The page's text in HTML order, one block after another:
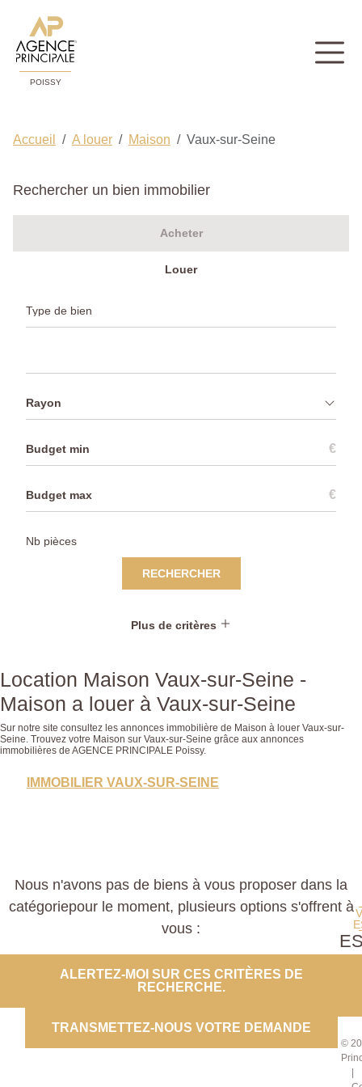
POISSY
Accueil A louer Maison Vaux-sur-Seine
Rechercher un bien immobilier
Acheter
Louer
Rayon
€
€
RECHERCHER
Plus de critères
Location Maison Vaux-sur-Seine -
Maison a louer à Vaux-sur-Seine
Sur notre site consultez les annonces immobilière de Maison à louer Vaux-sur-
Seine. Trouvez votre Maison sur Vaux-sur-Seine grâce aux annonces
immobilières de AGENCE PRINCIPALE Poissy.
IMMOBILIER VAUX-SUR-SEINE
Nous n'avons pas de biens à vous proposer dans la
catégoriepour le moment, plusieurs options s'offrent à
vous :
ALERTEZ-MOI SUR CES CRITÈRES DE
RECHERCHE.
TRANSMETTEZ-NOUS VOTRE DEMANDE
©